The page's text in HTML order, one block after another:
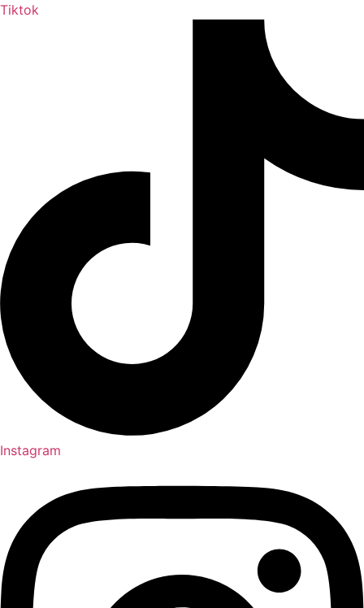
Tiktok
Instagram